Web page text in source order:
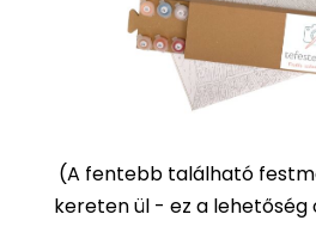
(A fentebb található
kereten ül - ez a lehetőség